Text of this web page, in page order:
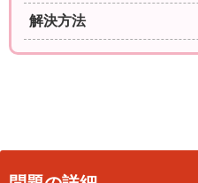
解決方法